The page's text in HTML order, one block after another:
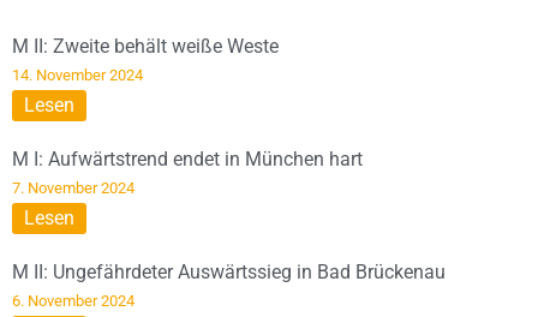
M II: Zweite behält weiße Weste
14. November 2024
Lesen
M I: Aufwärtstrend endet in München hart
7. November 2024
Lesen
M II: Ungefährdeter Auswärtssieg in Bad Brückenau
6. November 2024